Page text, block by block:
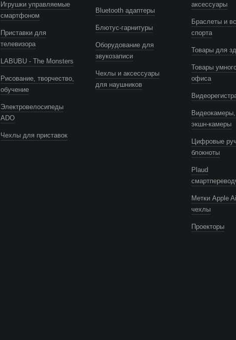
Игрушки управляемые
смартфоном
Приставки для
телевизора
LABUBU - The Monsters
Рисование, творчество,
обучение
Электровелосипеды
ADO
Чехлы для приставок
Bluetooth адаптеры
Блютус-гарнитуры
Оборудование для
звукозаписи
Чехлы и аксессуары
для наушников
аксессуары
Браслеты и
спорта
Товары для
Товары
офиса
Видеокамеры,
экшн-камеры
Цифровые
блокноты
Plaud
Метки Apple
чехлы
Проекторы